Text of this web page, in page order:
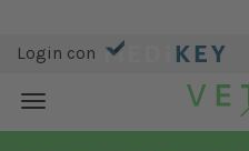
Login con
Toggle
navigation